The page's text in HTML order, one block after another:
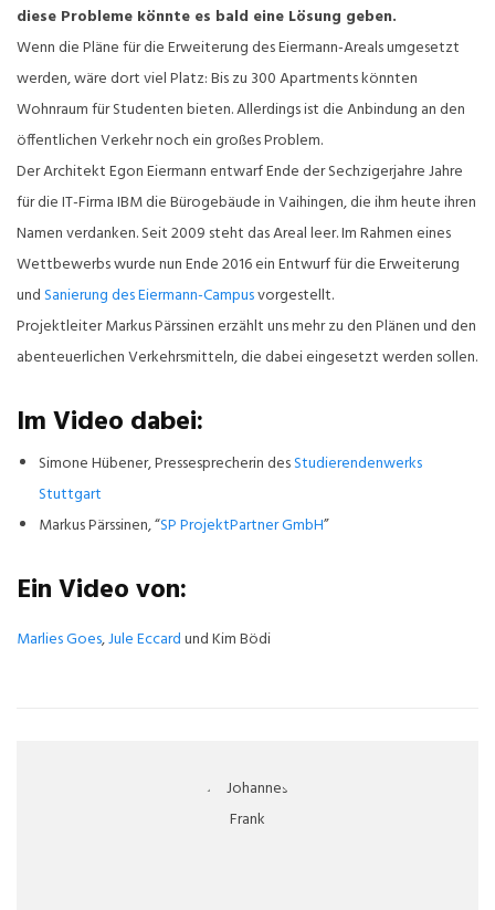
diese Probleme könnte es bald eine Lösung geben.
Wenn die Pläne für die Erweiterung des Eiermann-Areals umgesetzt
werden, wäre dort viel Platz: Bis zu 300 Apartments könnten
Wohnraum für Studenten bieten. Allerdings ist die Anbindung an den
öffentlichen Verkehr noch ein großes Problem.
Der Architekt Egon Eiermann entwarf Ende der Sechzigerjahre Jahre
für die IT-Firma IBM die Bürogebäude in Vaihingen, die ihm heute ihren
Namen verdanken. Seit 2009 steht das Areal leer. Im Rahmen eines
Wettbewerbs wurde nun Ende 2016 ein Entwurf für die Erweiterung
undSanierung des Eiermann-Campusvorgestellt.
Projektleiter Markus Pärssinen erzählt uns mehr zu den Plänen und den
abenteuerlichen Verkehrsmitteln, die dabei eingesetzt werden sollen.
Im Video dabei:
Simone Hübener, Pressesprecherin desStudierendenwerks
Stuttgart
Markus Pärssinen, “SP ProjektPartner GmbH”
Ein Video von:
Marlies Goes,Jule Eccardund Kim Bödi